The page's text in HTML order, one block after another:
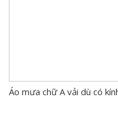
Áo mưa chữ A vải dù có